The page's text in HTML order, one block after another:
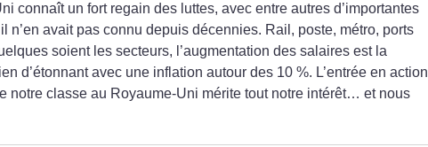
connaît un fort regain des luttes, avec entre autres d’importantes
n’en avait pas connu depuis décennies. Rail, poste, métro, ports
soient les secteurs, l’augmentation des salaires est la
d’étonnant avec une inflation autour des 10 %. L’entrée en action
notre classe au Royaume-Uni mérite tout notre intérêt… et nous